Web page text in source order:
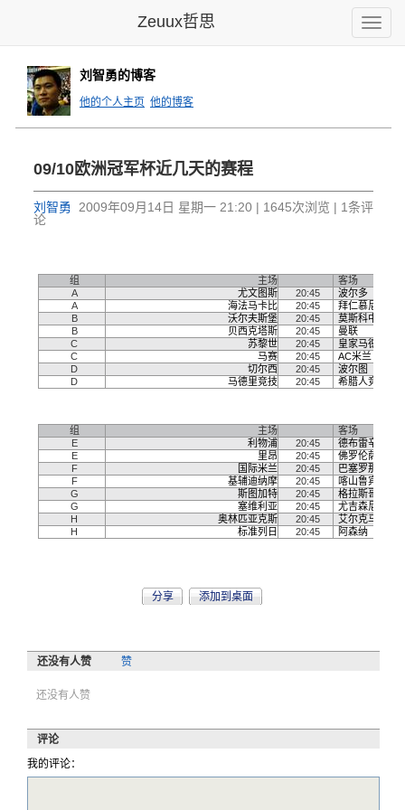
Toggle
Zeuux哲思
刘智勇的博客
他的个人主页 他的博客
09/10欧洲冠军杯近几天的赛程
刘智勇 2009年09月14日 星期一 21:20 | 1645次浏览 | 1条评
论
组 主场
客场
A
尤文图斯 20:45
波尔多
A
海法马卡比 20:45
拜仁慕尼黑
B
沃尔夫斯堡 20:45
莫斯科中央陆
B
贝西克塔斯 20:45
曼联
C
苏黎世 20:45
皇家马德里
C
马赛 20:45
AC米兰
D
切尔西 20:45
波尔图
D
马德里竞技 20:45 希腊人竞技
组 主场
客场
E
利物浦 20:45
德布雷辛
E
里昂 20:45
佛罗伦萨
F
国际米兰 20:45
巴塞罗那
F
基辅迪纳摩 20:45
喀山鲁宾
G
斯图加特 20:45
格拉斯哥流浪
G
塞维利亚 20:45
尤吉森尼瓦拉
H
奥林匹亚克斯 20:45
艾尔克马尔
H
标准列日 20:45 阿森纳
分享 添加到桌面
还没有人赞 赞
还没有人赞
评论
我的评论：